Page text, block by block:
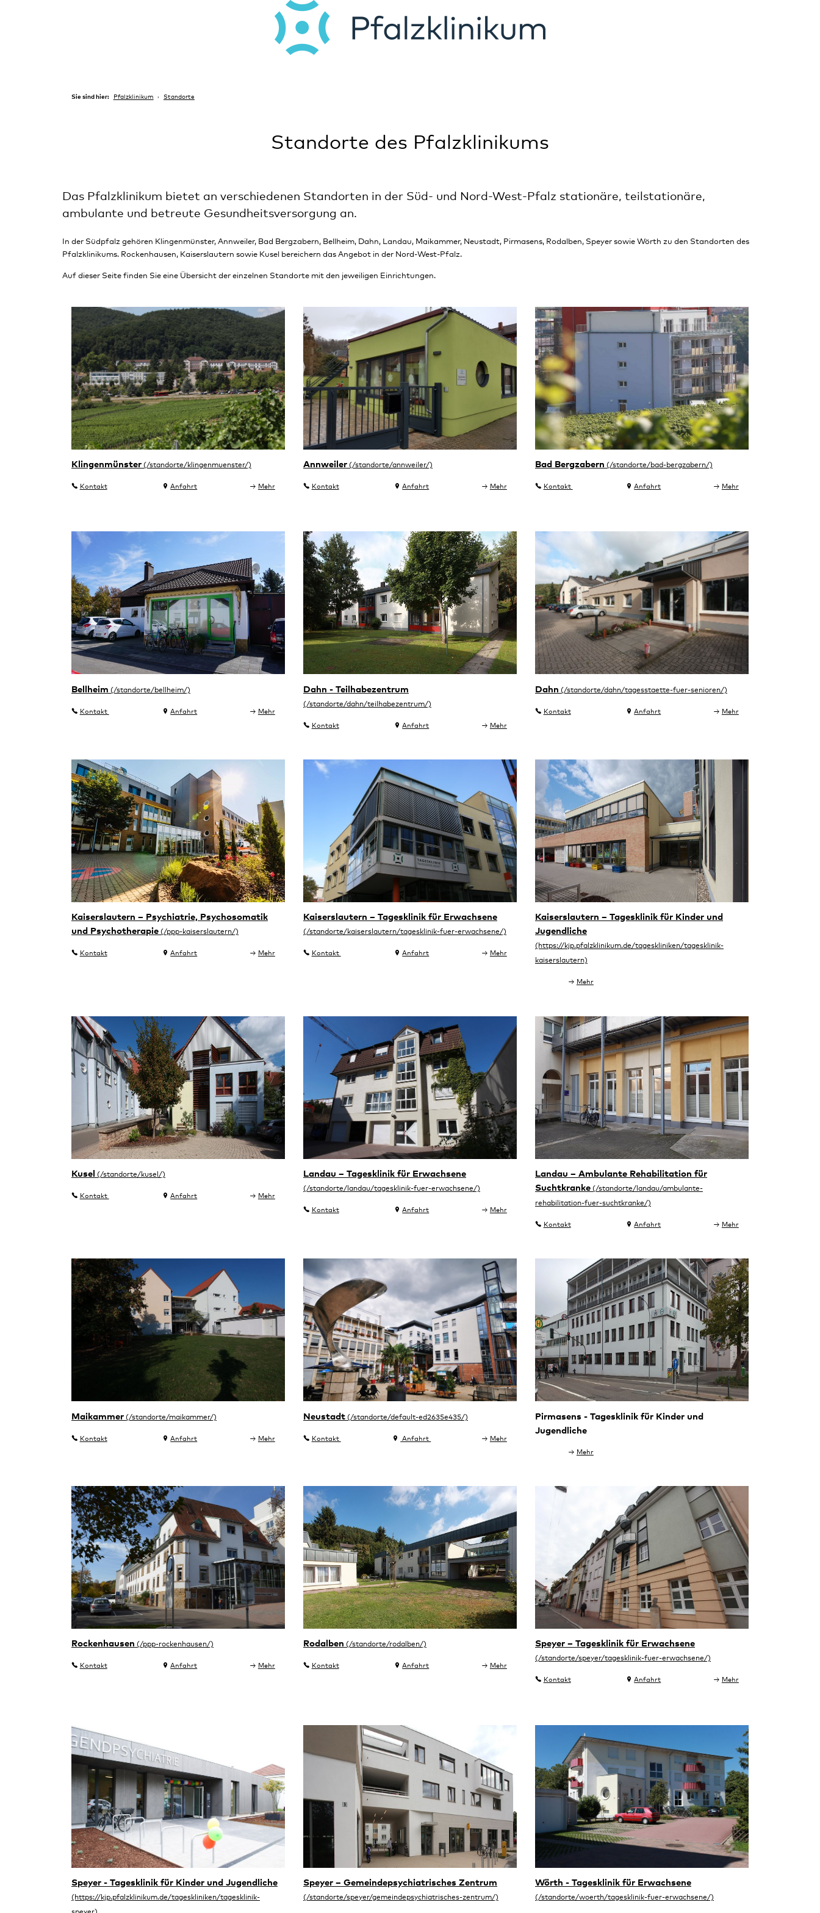
Sie sind hier: Pfalzklinikum Standorte
Standorte des Pfalzklinikums
Das Pfalzklinikum bietet an verschiedenen Standorten in der Süd- und Nord-West-Pfalz stationäre, teilstationäre,
ambulante und betreute Gesundheitsversorgung an.
In der Südpfalz gehören Klingenmünster, Annweiler, Bad Bergzabern, Bellheim, Dahn, Landau, Maikammer, Neustadt, Pirmasens, Rodalben, Speyer sowie Wörth zu den Standorten des
Pfalzklinikums. Rockenhausen, Kaiserslautern sowie Kusel bereichern das Angebot in der Nord-West-Pfalz.
Auf dieser Seite finden Sie eine Übersicht der einzelnen Standorte mit den jeweiligen Einrichtungen.
Klingenmünster
Kontakt Anfahrt Mehr
Annweiler
Kontakt Anfahrt Mehr
Bad Bergzabern
Kontakt Anfahrt Mehr
Bellheim
Kontakt Anfahrt Mehr
Dahn - Teilhabezentrum
Kontakt Anfahrt Mehr
Dahn
Kontakt Anfahrt Mehr
Kaiserslautern – Psychiatrie, Psychosomatik
und Psychotherapie
Kontakt Anfahrt Mehr
Kaiserslautern – Tagesklinik für Erwachsene
Kontakt Anfahrt Mehr
Kaiserslautern – Tagesklinik für Kinder und
Jugendliche
Mehr
Kusel
Kontakt Anfahrt Mehr
Landau – Tagesklinik für Erwachsene
Kontakt Anfahrt Mehr
Landau – Ambulante Rehabilitation für
Suchtkranke
Kontakt Anfahrt Mehr
Maikammer
Kontakt Anfahrt Mehr
Neustadt
Kontakt Anfahrt Mehr
Pirmasens - Tagesklinik für Kinder und
Jugendliche
Mehr
Rockenhausen
Kontakt Anfahrt Mehr
Rodalben
Kontakt Anfahrt Mehr
Speyer – Tagesklinik für Erwachsene
Kontakt Anfahrt Mehr
Speyer - Tagesklinik für Kinder und Jugendliche Speyer – Gemeindepsychiatrisches Zentrum Wörth - Tagesklinik für Erwachsene